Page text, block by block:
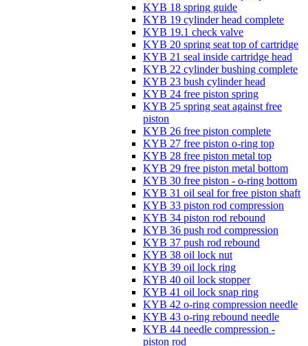
KYB 18 spring guide
KYB 19 cylinder head complete
KYB 19.1 check valve
KYB 20 spring seat top of cartridge
KYB 21 seal inside cartridge head
KYB 22 cylinder bushing complete
KYB 23 bush cylinder head
KYB 24 free piston spring
KYB 25 spring seat against free
piston
KYB 26 free piston complete
KYB 27 free piston o-ring top
KYB 28 free piston metal top
KYB 29 free piston metal bottom
KYB 30 free piston - o-ring bottom
KYB 31 oil seal for free piston shaft
KYB 33 piston rod compression
KYB 34 piston rod rebound
KYB 36 push rod compression
KYB 37 push rod rebound
KYB 38 oil lock nut
KYB 39 oil lock ring
KYB 40 oil lock stopper
KYB 41 oil lock snap ring
KYB 42 o-ring compression needle
KYB 43 o-ring rebound needle
KYB 44 needle compression -
piston rod